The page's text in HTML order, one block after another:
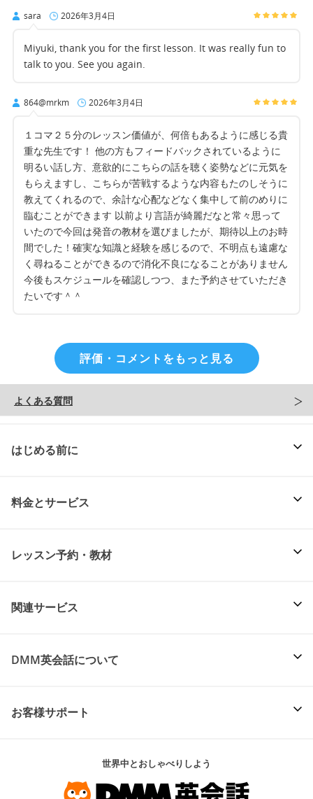
sara 2026年3月4日
Miyuki, thank you for the first lesson. It was really fun to
talk to you. See you again.
864@mrkm 2026年3月4日
１コマ２５分のレッスン価値が、何倍もあるように感じる貴
重な先生です！ 他の方もフィードバックされているように
明るい話し方、意欲的にこちらの話を聴く姿勢などに元気を
もらえますし、こちらが苦戦するような内容もたのしそうに
教えてくれるので、余計な心配などなく集中して前のめりに
臨むことができます 以前より言語が綺麗だなと常々思って
いたので今回は発音の教材を選びましたが、期待以上のお時
間でした！確実な知識と経験を感じるので、不明点も遠慮な
く尋ねることができるので消化不良になることがありません
今後もスケジュールを確認しつつ、また予約させていただき
たいです＾＾
評価・コメントをもっと見る
よくある質問
はじめる前に
料金とサービス
レッスン予約・教材
関連サービス
DMM英会話について
お客様サポート
世界中とおしゃべりしよう